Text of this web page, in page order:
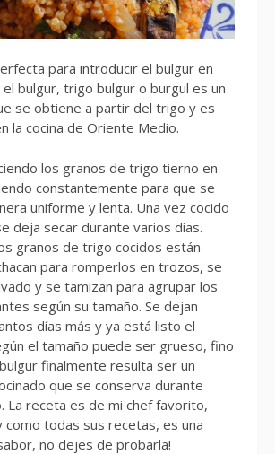
para introducir el bulgur en
bulgur, trigo bulgur o burgul es un
se obtiene a partir del trigo y es
la cocina de Oriente Medio.
los granos de trigo tierno en
constantemente para que se
uniforme y lenta. Una vez cocido
deja secar durante varios días.
granos de trigo cocidos están
para romperlos en trozos, se
y se tamizan para agrupar los
según su tamaño. Se dejan
días más y ya está listo el
el tamaño puede ser grueso, fino
finalmente resulta ser un
que se conserva durante
La receta es de mi chef favorito,
como todas sus recetas, es una
no dejes de probarla!